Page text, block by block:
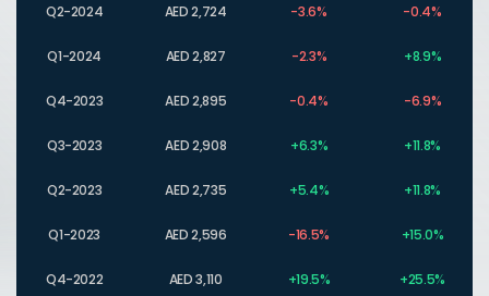
Q2-2024 AED 2,724 -3.6% -0.4%
Q1-2024 AED 2,827 -2.3% +8.9%
Q4-2023 AED 2,895 -0.4% -6.9%
Q3-2023 AED 2,908 +6.3% +11.8%
Q2-2023 AED 2,735 +5.4% +11.8%
Q1-2023 AED 2,596 -16.5% +15.0%
Q4-2022 AED 3,110 +19.5% +25.5%